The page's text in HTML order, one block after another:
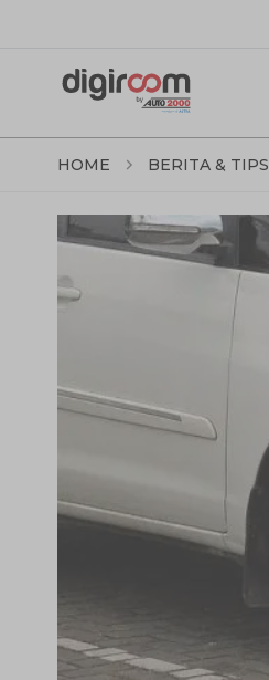
HOME BERITA & TIPS